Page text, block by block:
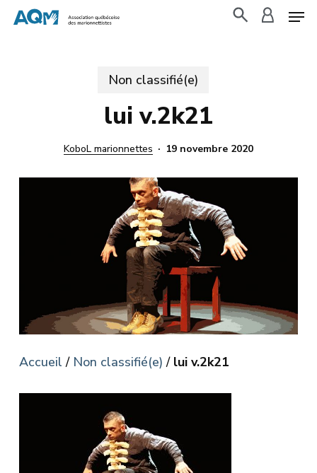
Skip
Non classifié(e)
lui v.2k21
KoboL marionnettes 19 novembre 2020
Accueil / Non classifié(e) / lui v.2k21